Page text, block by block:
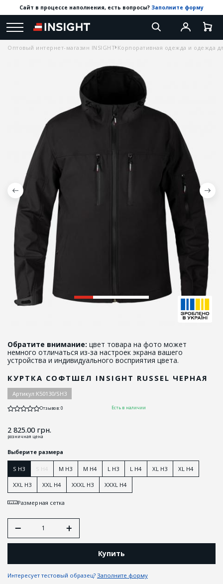
Сайт в процессе наполнения, есть вопросы? Заполните форму
Оптовый интернет-магазин INSIGHT Корпоративная одежда и одежда
Обратите внимание: цвет товара на фото может
немного отличаться из-за настроек экрана вашего
устройства и индивидуального восприятия цвета.
КУРТКА СОФТШЕЛ INSIGHT RUSSEL ЧЕРНАЯ
Артикул:K50130/SH3
Отзывов: 0 Есть в наличии
2 825.00грн.
розничная цена
Выберите размера
S H3 S H4 M H3 M H4 L H3 L H4 XL H3 XL H4
XXL H3 XXL H4 XXXL H3 XXXL H4
Размерная сетка
Купить
Интересует тестовый образец? Заполните форму